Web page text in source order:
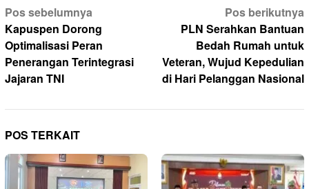
Navigasi
pos
Pos sebelumnya
Kapuspen Dorong
Optimalisasi Peran
Penerangan Terintegrasi
Jajaran TNI
Pos berikutnya
PLN Serahkan Bantuan
Bedah Rumah untuk
Veteran, Wujud Kepedulian
di Hari Pelanggan Nasional
POS TERKAIT